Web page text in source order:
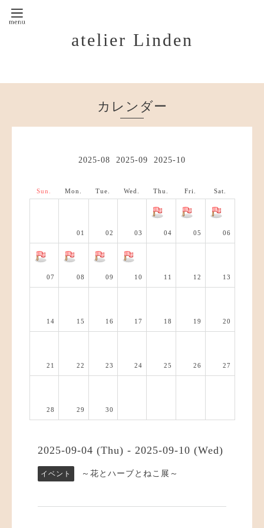
atelier Linden
カレンダー
2025-08 2025-09 2025-10
Sun. Mon. Tue. Wed. Thu. Fri. Sat.
01 02 03 04 05 06
07 08 09 10 11 12 13
14 15 16 17 18 19 20
21 22 23 24 25 26 27
28 29 30
2025-09-04 (Thu) - 2025-09-10 (Wed)
イベント ～花とハーブとねこ展～